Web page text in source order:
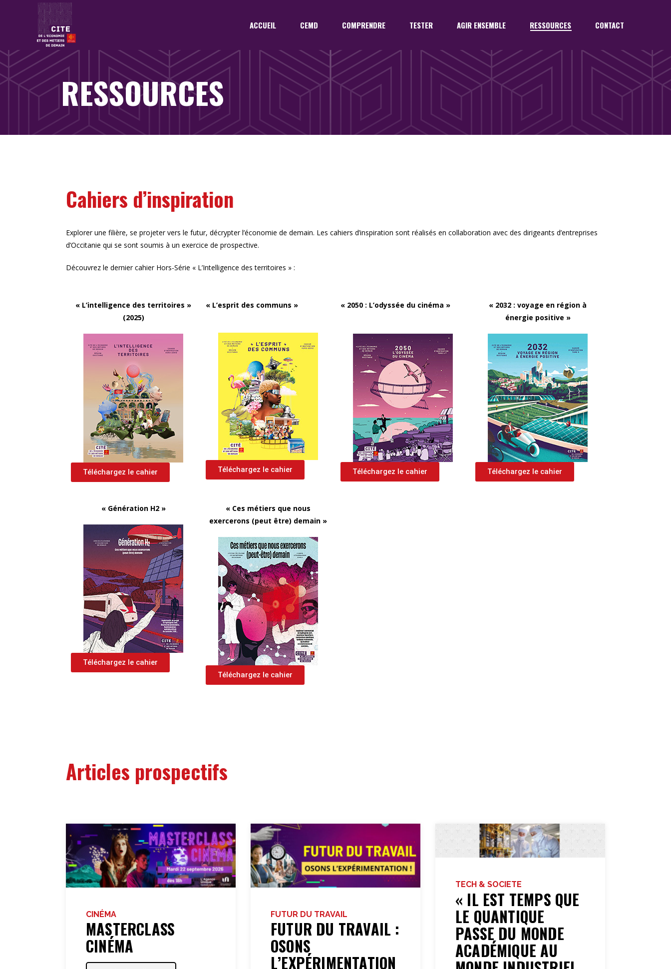
ACCUEIL CEMD COMPRENDRE TESTER AGIR ENSEMBLE RESSOURCES CONTACT
RESSOURCES
Cahiers d’inspiration
Explorer une filière, se projeter vers le futur, décrypter l’économie de demain. Les cahiers d’inspiration sont réalisés en collaboration avec des dirigeants d’entreprises
d’Occitanie qui se sont soumis à un exercice de prospective.
Découvrez le dernier cahier Hors-Série « L’Intelligence des territoires » :
« L’intelligence des territoires »
(2025)
Téléchargez le cahier
« L’esprit des communs »
Téléchargez le cahier
« 2050 : L’odyssée du cinéma »
Téléchargez le cahier
« 2032 : voyage en région à
énergie positive »
Téléchargez le cahier
« Génération H2 »
Téléchargez le cahier
« Ces métiers que nous
exercerons (peut être) demain »
Téléchargez le cahier
Articles prospectifs
CINÉMA
MASTERCLASS
CINÉMA
FUTUR DU TRAVAIL
FUTUR DU TRAVAIL :
OSONS
L’EXPÉRIMENTATION
TECH & SOCIETE
« IL EST TEMPS QUE
LE QUANTIQUE
PASSE DU MONDE
ACADÉMIQUE AU